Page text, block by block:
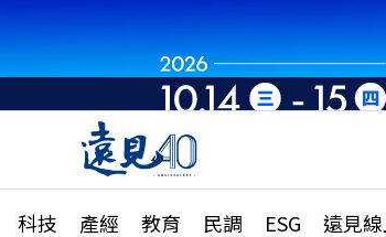
世界重組・洞見
科技 產經 教育 民調 ESG 遠見
特輯
大學升學、職涯攻略
縣市施政調查全解析